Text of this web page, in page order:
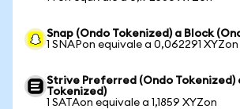
Snap (Ondo Tokenized) a Block
1 SNAPon equivale a 0,062291 XYZon
Strive Preferred (Ondo Tokenized)
Tokenized)
1 SATAon equivale a 1,1859 XYZon